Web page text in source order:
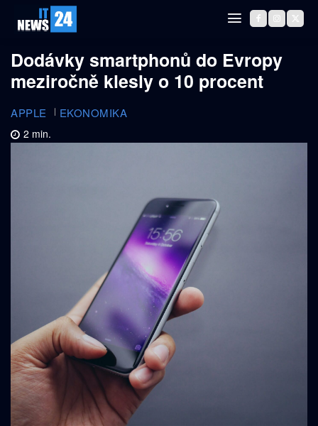
Dodávky smartphonů do Evropy
meziročně klesly o 10 procent
APPLE EKONOMIKA
2 min.